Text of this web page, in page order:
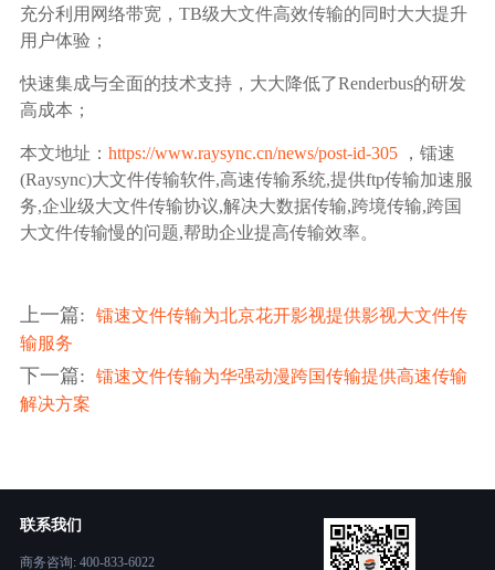
充分利用网络带宽，TB级大文件高效传输的同时大大提升
用户体验；
快速集成与全面的技术支持，大大降低了Renderbus的研发
高成本；
本文地址： https://www.raysync.cn/news/post-id-305，镭速
(Raysync)大文件传输软件,高速传输系统,提供ftp传输加速服
务,企业级大文件传输协议,解决大数据传输,跨境传输,跨国
大文件传输慢的问题,帮助企业提高传输效率。
上一篇:
镭速文件传输为北京花开影视提供影视大文件传
输服务
下一篇:
镭速文件传输为华强动漫跨国传输提供高速传输
解决方案
联系我们
商务咨询: 400-833-6022